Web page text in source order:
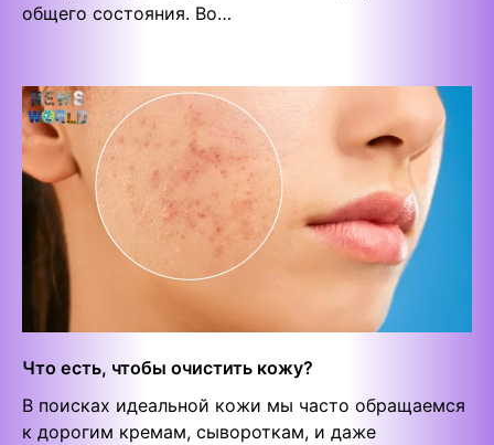
общего состояния. Во…
Что есть, чтобы очистить кожу?
В поисках идеальной кожи мы часто обращаемся
к дорогим кремам, сывороткам, и даже